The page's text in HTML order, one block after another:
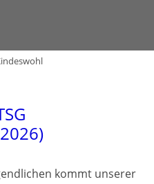
kommt unserer